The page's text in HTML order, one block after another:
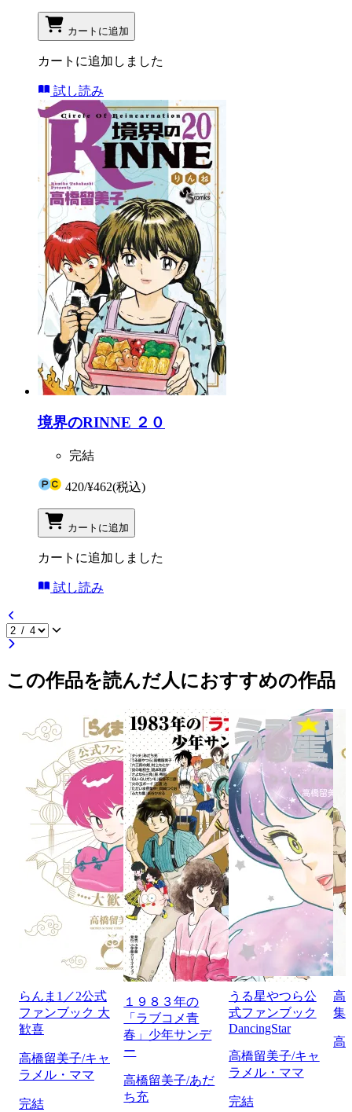
カートに追加
カートに追加しました
試し読み
境界のRINNE ２０
完結
420/¥462(税込)
カートに追加
カートに追加しました
試し読み
この作品を読んだ人におすすめの作品
らんま1／2公式
ファンブック 大
歓喜
高橋留美子/キャ
ラメル・ママ
完結
１９８３年の
「ラブコメ青
春」少年サンデ
ー
高橋留美子/あだ
ち充
うる星やつら公
式ファンブック
DancingStar
高橋留美子/キャ
ラメル・ママ
完結
高
集
高